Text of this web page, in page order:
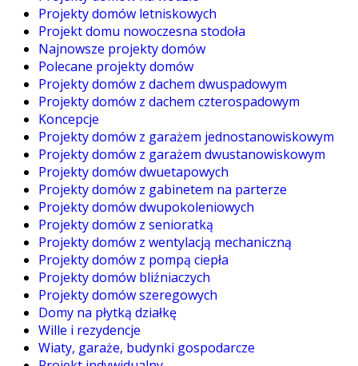
Projekty domów letniskowych
Projekt domu nowoczesna stodoła
Najnowsze projekty domów
Polecane projekty domów
Projekty domów z dachem dwuspadowym
Projekty domów z dachem czterospadowym
Koncepcje
Projekty domów z garażem jednostanowiskowym
Projekty domów z garażem dwustanowiskowym
Projekty domów dwuetapowych
Projekty domów z gabinetem na parterze
Projekty domów dwupokoleniowych
Projekty domów z senioratką
Projekty domów z wentylacją mechaniczną
Projekty domów z pompą ciepła
Projekty domów bliźniaczych
Projekty domów szeregowych
Domy na płytką działkę
Wille i rezydencje
Wiaty, garaże, budynki gospodarcze